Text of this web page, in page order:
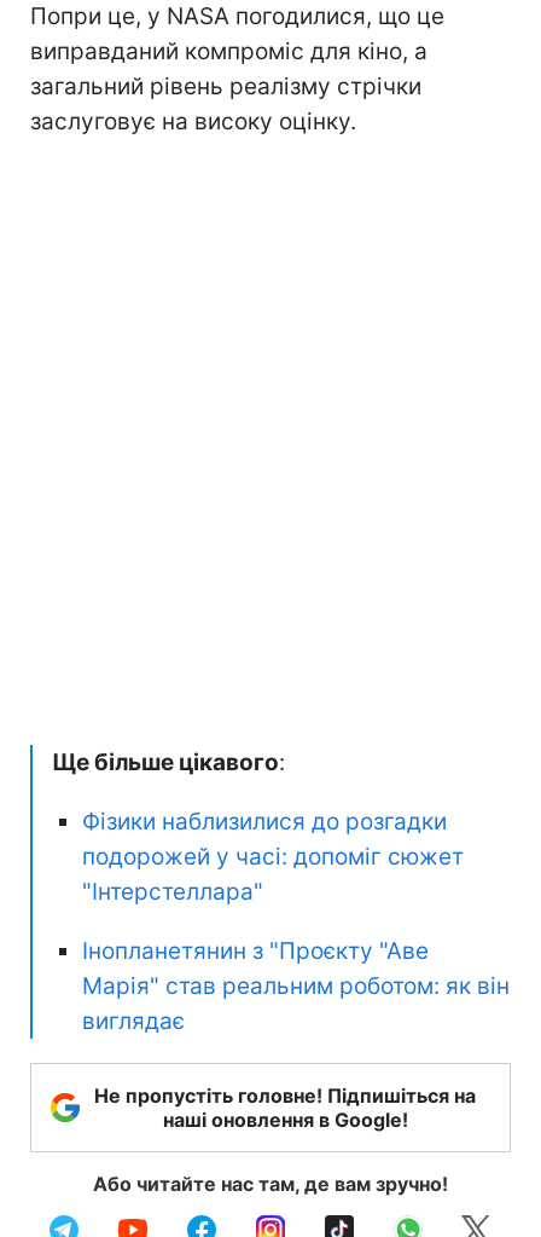
Попри це, у NASA погодилися, що це
виправданий компроміс для кіно, а
загальний рівень реалізму стрічки
заслуговує на високу оцінку.
Ще більше цікавого:
Фізики наблизилися до розгадки
подорожей у часі: допоміг сюжет
"Інтерстеллара"
Інопланетянин з "Проєкту "Аве
Марія" став реальним роботом: як він
виглядає
Не пропустіть головне! Підпишіться на
наші оновлення в Google!
Або читайте нас там, де вам зручно!